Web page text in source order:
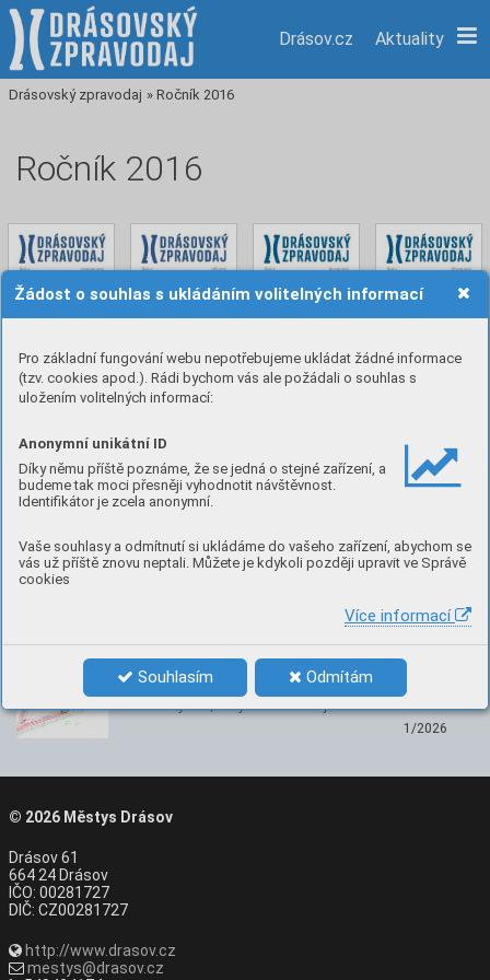
Žádost o souhlas s ukládáním volitelných informací
Pro základní fungování webu nepotřebujeme ukládat žádné informace
(tzv. cookies apod.). Rádi bychom vás ale požádali o souhlas s
uložením volitelných informací:
Anonymní unikátní ID
Díky němu příště poznáme, že se jedná o stejné zařízení, a
budeme tak moci přesněji vyhodnotit návštěvnost.
Identifikátor je zcela anonymní.
Vaše souhlasy a odmítnutí si ukládáme do vašeho zařízení, abychom se
vás už příště znovu neptali. Můžete je kdykoli později upravit ve Správě
cookies
Více informací
Souhlasím Odmítám
Drásov.cz Aktuality
Drásovský zpravodaj » Ročník 2016
Ročník 2016
4/2016
3/2016
2/2016
1/2016
Nenechte si ujít
Kalendář akcí
Nepřehlédněte, co se chystá v Drásově
Vodní plochy Drásov
Namísto původně plánovaného biocentra chceme
zbudovat rybník, který bude sloužit jako rekreační …
1/2026
© 2026 Městys Drásov
Drásov 61
664 24 Drásov
IČO: 00281727
DIČ: CZ00281727
http://www.drasov.cz
mestys@drasov.cz